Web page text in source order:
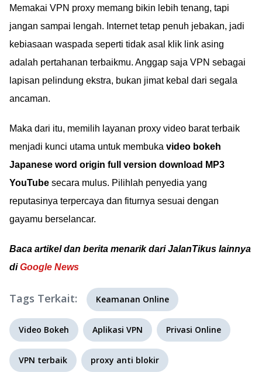
gratis Indonesia tanpa
ribet!
Memakai VPN proxy memang bikin lebih tenang, tapi
jangan sampai lengah. Internet tetap penuh jebakan, jadi
kebiasaan waspada seperti tidak asal klik link asing
adalah pertahanan terbaikmu. Anggap saja VPN sebagai
lapisan pelindung ekstra, bukan jimat kebal dari segala
ancaman.
Maka dari itu, memilih layanan proxy video barat terbaik
menjadi kunci utama untuk membuka video bokeh
Japanese word origin full version download MP3
YouTube secara mulus. Pilihlah penyedia yang
reputasinya terpercaya dan fiturnya sesuai dengan
gayamu berselancar.
Baca artikel dan berita menarik dari JalanTikus lainnya
diGoogle News
Tags Terkait: Keamanan Online
Video Bokeh Aplikasi VPN Privasi Online
VPN terbaik proxy anti blokir